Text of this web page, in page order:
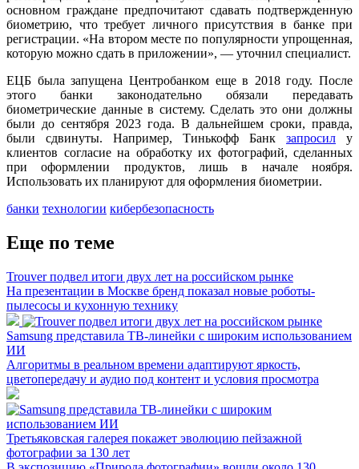
основном граждане предпочитают сдавать подтвержденную
биометрию, что требует личного присутствия в банке при
регистрации. «На втором месте по популярности упрощенная,
которую можно сдать в приложении», — уточнил специалист.
ЕЦБ была запущена Центробанком еще в 2018 году. После
этого банки законодательно обязали передавать
биометрические данные в систему. Сделать это они должны
были до сентября 2023 года. В дальнейшем сроки, правда,
были сдвинуты. Например, Тинькофф Банк запросил у
клиентов согласие на обработку их фотографий, сделанных
при оформлении продуктов, лишь в начале ноября.
Использовать их планируют для оформления биометрии.
банки технологии кибербезопасность
Еще по теме
Trouver подвел итоги двух лет на российском рынке
На презентации в Москве бренд показал новые роботы-
пылесосы и кухонную технику
Samsung представила ТВ-линейки с широким использованием
ИИ
Алгоритмы в реальном времени адаптируют яркость,
цветопередачу и аудио под контент и условия просмотра
Третьяковская галерея покажет эволюцию пейзажной
фотографии за 130 лет